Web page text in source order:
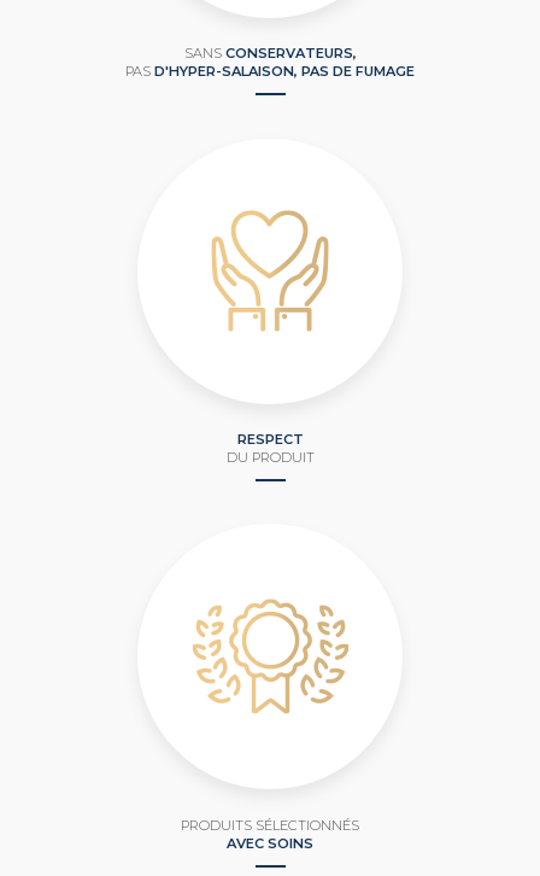
SANS CONSERVATEURS,
PAS D'HYPER-SALAISON, PAS DE FUMAGE
RESPECT
DU PRODUIT
PRODUITS SÉLECTIONNÉS
AVEC SOINS